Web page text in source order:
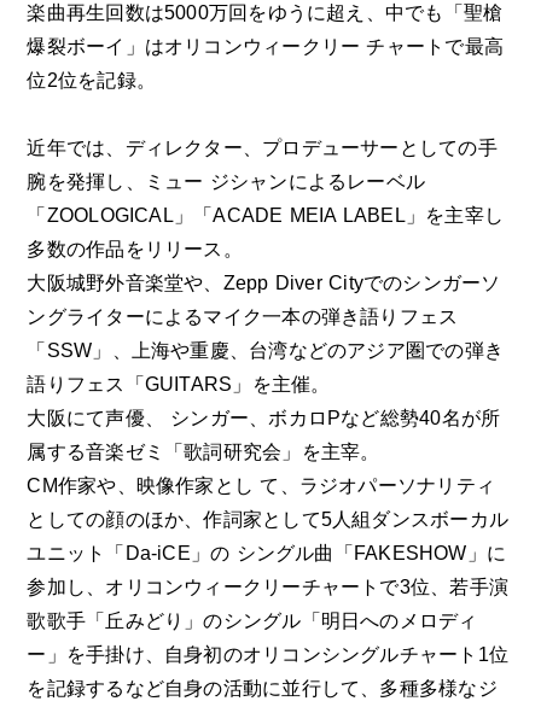
楽曲再生回数は5000万回をゆうに超え、中でも「聖槍
爆裂ボーイ」はオリコンウィークリー チャートで最高
位2位を記録。
近年では、ディレクター、プロデューサーとしての手
腕を発揮し、ミュー ジシャンによるレーベル
「ZOOLOGICAL」「ACADE MEIA LABEL」を主宰し
多数の作品をリリース。
大阪城野外音楽堂や、Zepp Diver Cityでのシンガーソ
ングライターによるマイク一本の弾き語りフェス
「SSW」、上海や重慶、台湾などのアジア圏での弾き
語りフェス「GUITARS」を主催。
大阪にて声優、 シンガー、ボカロPなど総勢40名が所
属する音楽ゼミ「歌詞研究会」を主宰。
CM作家や、映像作家とし て、ラジオパーソナリティ
としての顔のほか、作詞家として5人組ダンスボーカル
ユニット「Da-iCE」の シングル曲「FAKESHOW」に
参加し、オリコンウィークリーチャートで3位、若手演
歌歌手「丘みどり」のシングル「明日へのメロディ
ー」を手掛け、自身初のオリコンシングルチャート1位
を記録するなど自身の活動に並行して、多種多様なジ